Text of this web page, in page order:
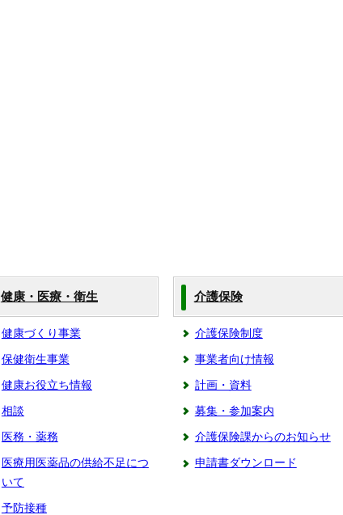
健康・医療・衛生
健康づくり事業
保健衛生事業
健康お役立ち情報
相談
医務・薬務
医療用医薬品の供給不足につ
いて
予防接種
介護保険
介護保険制度
事業者向け情報
計画・資料
募集・参加案内
介護保険課からのお知らせ
申請書ダウンロード